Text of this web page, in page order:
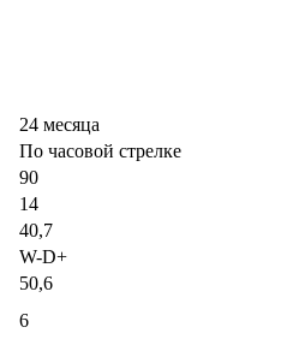
24 месяца
По часовой стрелке
90
14
40,7
W-D+
50,6
6